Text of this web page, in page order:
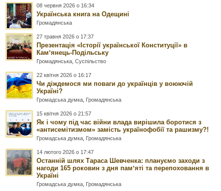
08 червня 2026 о 16:34
Українська книга на Одещині
Громадянська
27 травня 2026 о 17:37
Презентація «Історії української Конституції» в
Камʼянець-Подільську
Громадянська ,Суспільство
22 квітня 2026 о 16:17
Чи діждемося ми поваги до українців у воюючій
Україні?
Громадська думка Громадянська
15 квітня 2026 о 21:57
Як і чому під час війни влада вирішила боротися з
«антисемітизмом» замість українофобії та рашизму?!
Громадська думка Громадянська
14 лютого 2026 о 17:47
Останній шлях Тараса Шевченка: плануємо заходи з
нагоди 165 роковин з дня памʼяті та перепоховання в
Україні
Громадська думка Громадянська